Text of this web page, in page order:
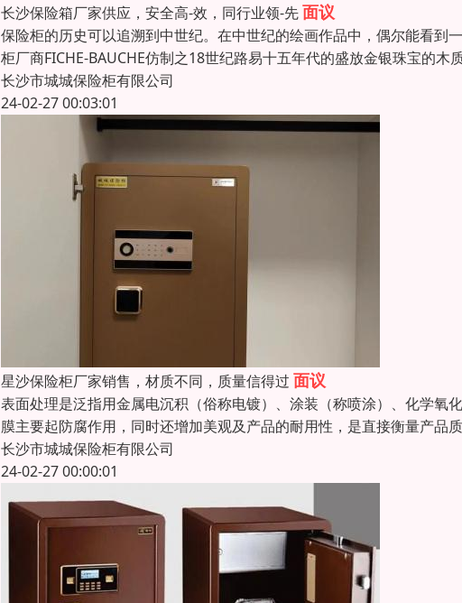
长沙保险箱厂家供应，安全高-效，同行业领-先面议
保险柜的历史可以追溯到中世纪。在中世纪的绘画作品中，偶尔能看到
柜厂商FICHE-BAUCHE仿制之18世纪路易十五年代的盛放金银珠宝的
长沙市城城保险柜有限公司
24-02-27 00:03:01
星沙保险柜厂家销售，材质不同，质量信得过 面议
表面处理是泛指用金属电沉积（俗称电镀）、涂装（称喷涂）、化学氧
膜主要起防腐作用，同时还增加美观及产品的耐用性，是直接衡量产
长沙市城城保险柜有限公司
24-02-27 00:00:01